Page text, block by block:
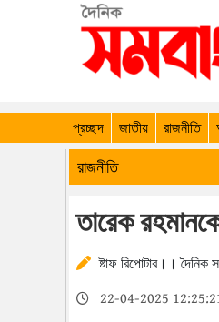
প্রচ্ছদ জাতীয় রাজনীতি
রাজনীতি
তারেক
ষ্টাফ রিপোটার।। দৈনিক
22-04-2025